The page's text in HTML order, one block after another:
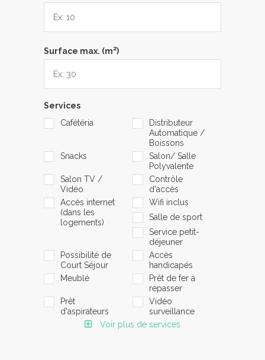
Surface max. (m2)
Services
Cafétéria
Distributeur
Automatique /
Boissons
Snacks
Salon/ Salle
Polyvalente
Salon TV /
Vidéo
Contrôle
d'accès
Accès internet
(dans les
logements)
Wifi inclus
Salle de sport
Service petit-
déjeuner
Possibilité de
Court Séjour
Accès
handicapés
Meublé
Prêt de fer à
repasser
Prêt
d'aspirateurs
Vidéo
surveillance
Voir plus de services